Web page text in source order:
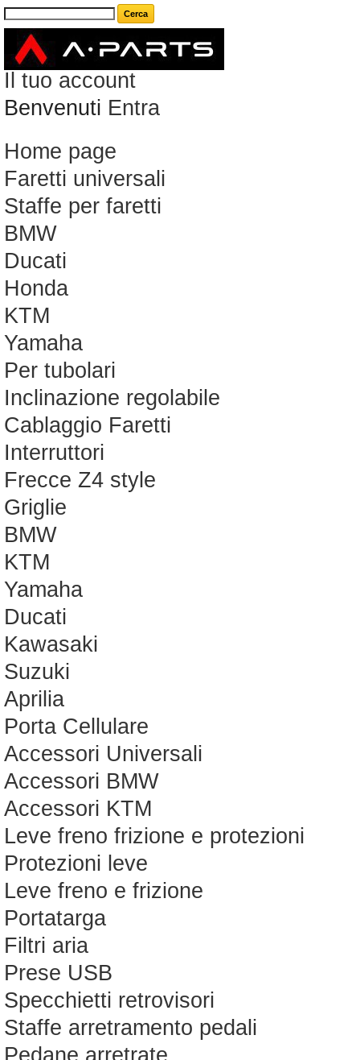
Carrello(vuoto)
Il tuo account
Benvenuti Entra
Home page
Faretti universali
Staffe per faretti
BMW
Ducati
Honda
KTM
Yamaha
Per tubolari
Inclinazione regolabile
Cablaggio Faretti
Interruttori
Frecce Z4 style
Griglie
BMW
KTM
Yamaha
Ducati
Kawasaki
Suzuki
Aprilia
Porta Cellulare
Accessori Universali
Accessori BMW
Accessori KTM
Leve freno frizione e protezioni
Protezioni leve
Leve freno e frizione
Portatarga
Filtri aria
Prese USB
Specchietti retrovisori
Staffe arretramento pedali
Pedane arretrate